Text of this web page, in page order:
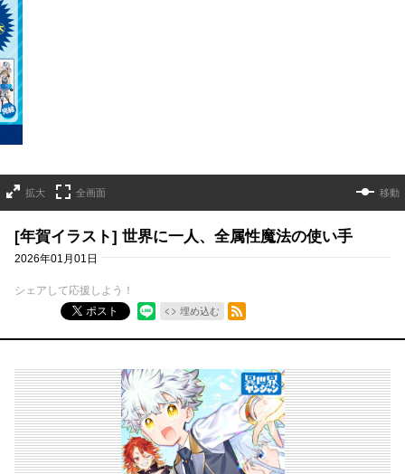
拡大 全画面 移動
[年賀イラスト] 世界に一人、全属性魔法の使い手
2026年01月01日
シェアして応援しよう！
ポスト
埋め込む
RSSフィード